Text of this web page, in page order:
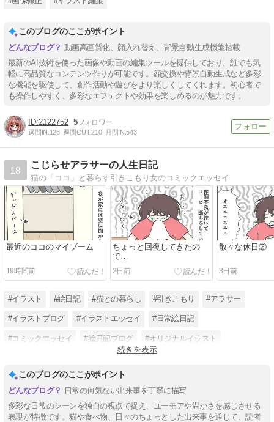
このブログのここがポイント
動画高画質化、顔入れ替え、背景自動生成機能搭載
最新のAI技術を使った画像や動画の編集ツールを提供しており、誰でも気
軽に高品質なコンテンツ作りが可能です。顔交換や背景自動生成など多彩
な機能を駆使して、創作活動や遊びをより楽しくしてくれます。初心者で
も操作しやすく、多彩なエフェクトや効果を楽しめるのが魅力です。
2122752 5
週間IN:126 週間OUT:210 月間IN:543
18
こじらせアラサーの人生日記
猫の「ココ」と暮らす引きこもり女のコミックエッセイ
最近のココのマイブーム
19時間前
ちょっと回復してきたの
で…
2日前
散々な休日②
3日前
#イラスト #絵日記 #猫との暮らし #引きこもり #アラサー
#イラストブログ #イラストエッセイ #日常絵日記
#コミックエッセイ #絵日記ブログ #オリジナルイラスト
続きを表示
このブログのここがポイント
日常の何気ない出来事を丁寧に描写
多彩な日常のシーンを独自の視点で捉え、ユーモアや温かさを感じさせる
表現が特徴です。猫や食べ物、日々のちょっとした出来事を通じて、読者